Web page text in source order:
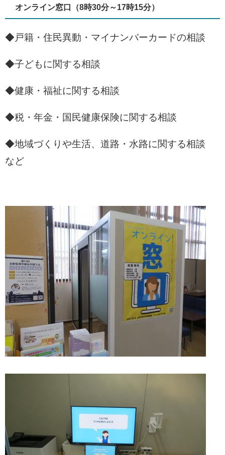
オンライン窓口（8時30分～17時15分）
◆戸籍・住民異動・マイナンバーカードの相談
◆子どもに関する相談
◆健康・福祉に関する相談
◆税・年金・国民健康保険に関する相談
◆地域づくりや生活、道路・水路に関する相談
など